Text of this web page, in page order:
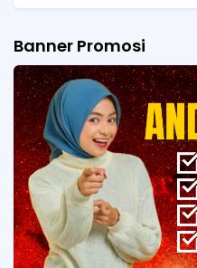
Banner Promosi